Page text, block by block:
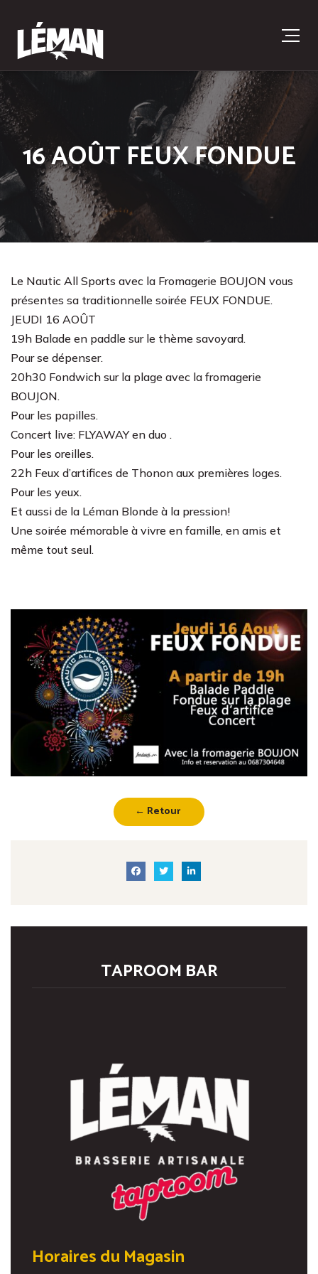
16 AOÛT FEUX FONDUE
Le Nautic All Sports avec la Fromagerie BOUJON vous
présentes sa traditionnelle soirée FEUX FONDUE.
JEUDI 16 AOÛT
19h Balade en paddle sur le thème savoyard.
Pour se dépenser.
20h30 Fondwich sur la plage avec la fromagerie
BOUJON.
Pour les papilles.
Concert live: FLYAWAY en duo .
Pour les oreilles.
22h Feux d’artifices de Thonon aux premières loges.
Pour les yeux.
Et aussi de la Léman Blonde à la pression!
Une soirée mémorable à vivre en famille, en amis et
même tout seul.
← Retour
TAPROOM BAR
Horaires du Magasin